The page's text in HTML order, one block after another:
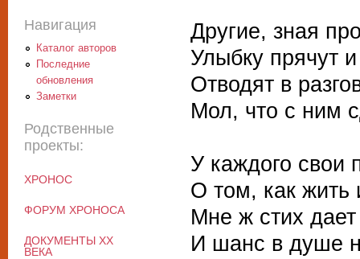
Другие, зная
Улыбку прячут и
Отводят в
Мол, что с ним
У каждого свои
О том, как жить
Мне ж стих
И шанс в душе
Навигация
Каталог авторов
Последние
обновления
Заметки
Родственные
проекты:
ХРОНОС
ФОРУМ ХРОНОСА
ДОКУМЕНТЫ XX
ВЕКА